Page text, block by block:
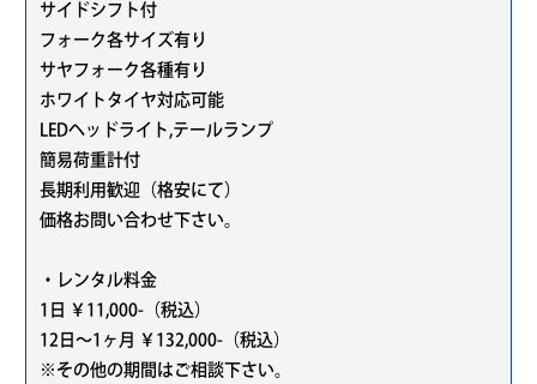
サイドシフト付
フォーク各サイズ有り
サヤフォーク各種有り
ホワイトタイヤ対応可能
LEDヘッドライト,テールランプ
簡易荷重計付
長期利用歓迎（格安にて）
価格お問い合わせ下さい。
・レンタル料金
1日 ￥11,000-（税込）
12日～1ヶ月 ￥132,000-（税込）
※その他の期間はご相談下さい。